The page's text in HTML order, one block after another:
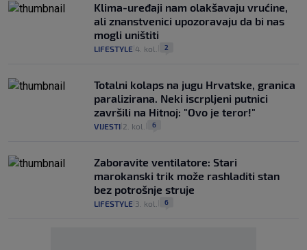
Klima-uređaji nam olakšavaju vrućine,
ali znanstvenici upozoravaju da bi nas
mogli uništiti
LIFESTYLE 4. kol. 2
Totalni kolaps na jugu Hrvatske, granica
paralizirana. Neki iscrpljeni putnici
završili na Hitnoj: "Ovo je teror!"
VIJESTI 2. kol. 6
Zaboravite ventilatore: Stari
marokanski trik može rashladiti stan
bez potrošnje struje
LIFESTYLE 3. kol. 6